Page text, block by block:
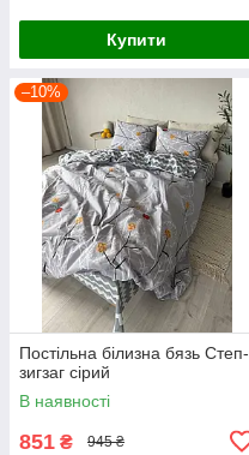
Купити
–10%
Постільна білизна бязь Степ-
зигзаг сірий
В наявності
851 ₴ 945 ₴